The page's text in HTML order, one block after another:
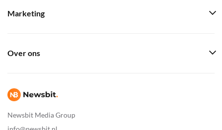
Newsbit Media Group
Marketing
Over ons